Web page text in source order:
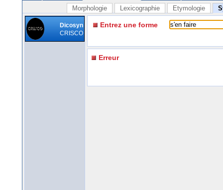
Morphologie Lexicographie Etymologie
Dicosyn
CRISCO
Entrez une forme
Erreur